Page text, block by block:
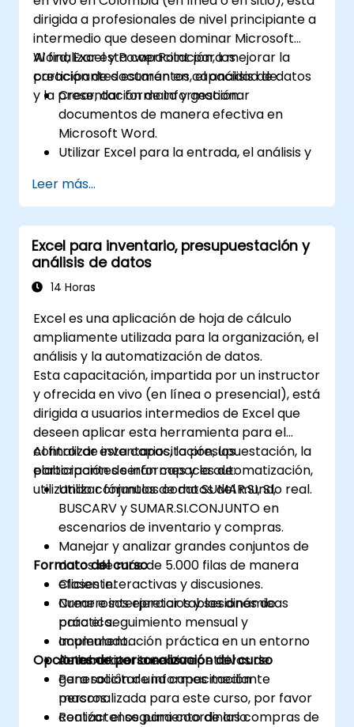
dirigida a profesionales de nivel principiante a
intermedio que deseen dominar Microsoft
Word, Excel y PowerPoint para mejorar la
creación de documentos, el análisis de datos
y la presentación de información.
Al finalizar esta capacitación, los
participantes estarán en capacidad de:
Crear, dar formato y gestionar
documentos de manera efectiva en
Microsoft Word.
Utilizar Excel para la entrada, el análisis y
Diseñar presentaciones profesionales y
atractivas en PowerPoint.
Aprovechar las funciones de
colaboración en las aplicaciones de
Microsoft Office.
Leer más...
Excel para inventario, presupuestación y
análisis de datos
14 Horas
Excel es una aplicación de hoja de cálculo
ampliamente utilizada para la organización, el
análisis y la automatización de datos.
Esta capacitación, impartida por un instructor
y ofrecida en vivo (en línea o presencial), está
dirigida a usuarios intermedios de Excel que
deseen aplicar esta herramienta para el
control de inventarios, la presupuestación, la
elaboración de informes y la automatización,
utilizando conjuntos de datos del mundo real.
Al finalizar esta capacitación, los
participantes serán capaces de:
Utilizar fórmulas como SUMAR.SI, SI,
BUSCARV y SUMAR.SI.CONJUNTO en
escenarios de inventario y compras.
Manejar y analizar grandes conjuntos de
datos de más de 5.000 filas de manera
eficiente.
Crear e interpretar tablas dinámicas
para el seguimiento mensual y
acumulado.
Automatizar tareas repetitivas de
generación de informes mediante
macros.
Realizar el seguimiento de las compras de
Formato del curso
Clases interactivas y discusiones.
Numerosos ejercicios y sesiones de
práctica.
Implementación práctica en un entorno
de laboratorio en vivo.
Opciones de personalización del curso
Para solicitar una capacitación
personalizada para este curso, por favor
contáctenos para coordinarlo.